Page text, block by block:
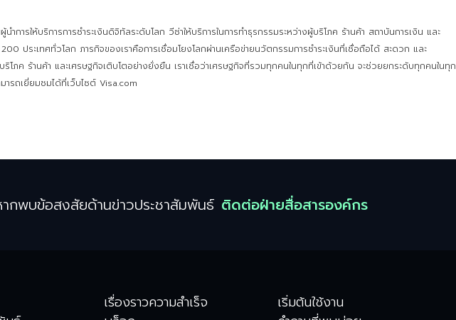
นำการให้บริการการชำระเงินดิจิทัลระดับโลก วีซ่าให้บริการในการทำธุรกรรมระหว่างผู้บริโภค ร้านค้า สถาบันการเงิน และ
ประเทศทั่วโลก ภารกิจของเราคือการเชื่อมโยงโลกผ่านเครือข่ายนวัตกรรมการชำระเงินที่เชื่อถือได้ สะดวก และ
โภค ร้านค้า และเศรษฐกิจเติบโตอย่างยั่งยืน เราเชื่อว่าเศรษฐกิจที่รวมทุกคนในทุกที่เข้าด้วยกัน จะช่วยยกระดับทุกคนในทุก
ารถเยี่ยมชมได้ที่เว็บไซต์ Visa.com
ากพบข้อสงสัยด้านข่าวประชาสัมพันธ์ ติดต่อฝ่ายสื่อสารองค์กร
เรื่องราวความสำเร็จ
เริ่มต้นใช้งาน